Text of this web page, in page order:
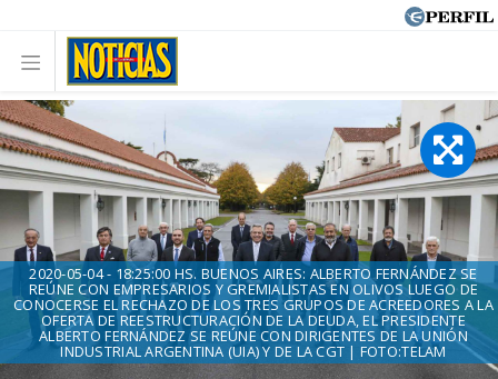
2020-05-04 - 18:25:00 HS. BUENOS AIRES: ALBERTO FERNÁNDEZ SE
REÚNE CON EMPRESARIOS Y GREMIALISTAS EN OLIVOS LUEGO DE
CONOCERSE EL RECHAZO DE LOS TRES GRUPOS DE ACREEDORES A LA
OFERTA DE REESTRUCTURACIÓN DE LA DEUDA, EL PRESIDENTE
ALBERTO FERNÁNDEZ SE REÚNE CON DIRIGENTES DE LA UNIÓN
INDUSTRIAL ARGENTINA (UIA) Y DE LA CGT | FOTO:TELAM